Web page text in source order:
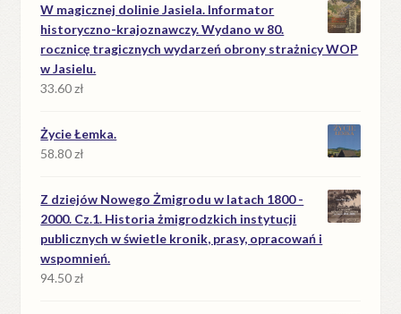
W magicznej dolinie Jasiela. Informator
historyczno-krajoznawczy. Wydano w 80.
rocznicę tragicznych wydarzeń obrony strażnicy WOP
w Jasielu.
33.60zł
Życie Łemka.
58.80zł
Z dziejów Nowego Żmigrodu w latach 1800 -
2000. Cz.1. Historia żmigrodzkich instytucji
publicznych w świetle kronik, prasy, opracowań i
wspomnień.
94.50zł